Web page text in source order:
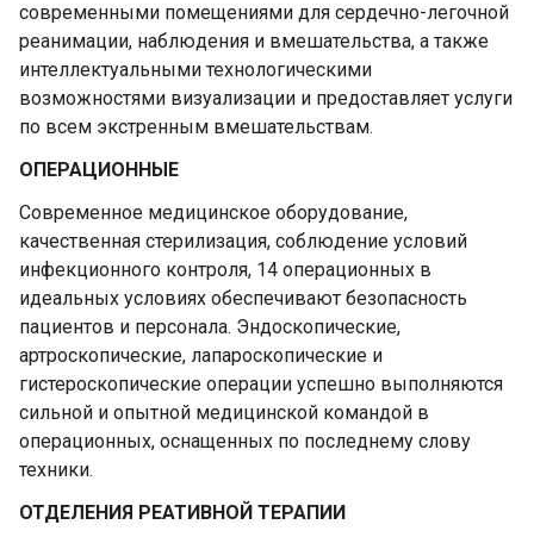
современными помещениями для сердечно-легочной
реанимации, наблюдения и вмешательства, а также
интеллектуальными технологическими
возможностями визуализации и предоставляет услуги
по всем экстренным вмешательствам.
ОПЕРАЦИОННЫЕ
Современное медицинское оборудование,
качественная стерилизация, соблюдение условий
инфекционного контроля, 14 операционных в
идеальных условиях обеспечивают безопасность
пациентов и персонала. Эндоскопические,
артроскопические, лапароскопические и
гистероскопические операции успешно выполняются
сильной и опытной медицинской командой в
операционных, оснащенных по последнему слову
техники.
ОТДЕЛЕНИЯ РЕАТИВНОЙ ТЕРАПИИ